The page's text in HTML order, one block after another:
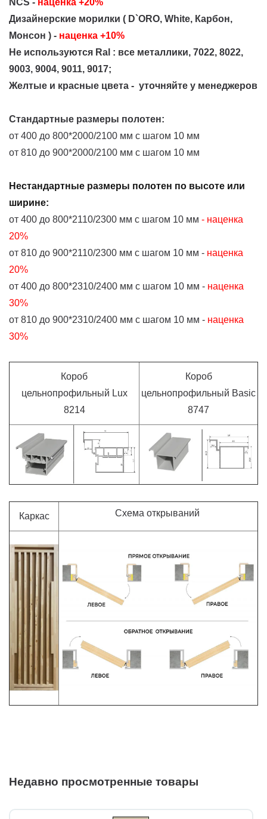
Дизайнерские морилки ( D`ORO, White, Карбон,
Монсон ) - наценка +10%
Не используются Ral : все металлики, 7022, 8022,
9003, 9004, 9011, 9017;
Желтые и красные цвета - уточняйте у менеджеров
Стандартные размеры полотен:
от 400 до 800*2000/2100 мм с шагом 10 мм
от 810 до 900*2000/2100 мм с шагом 10 мм
Нестандартные размеры полотен по высоте или
ширине:
от 400 до 800*2110/2300 мм с шагом 10 мм - наценка
20%
от 810 до 900*2110/2300 мм с шагом 10 мм - наценка
20%
от 400 до 800*2310/2400 мм с шагом 10 мм - наценка
30%
от 810 до 900*2310/2400 мм с шагом 10 мм - наценка
30%
Короб
цельнопрофильный Lux
8214
Короб
цельнопрофильный Basic
8747
Каркас Схема открываний
Недавно просмотренные товары